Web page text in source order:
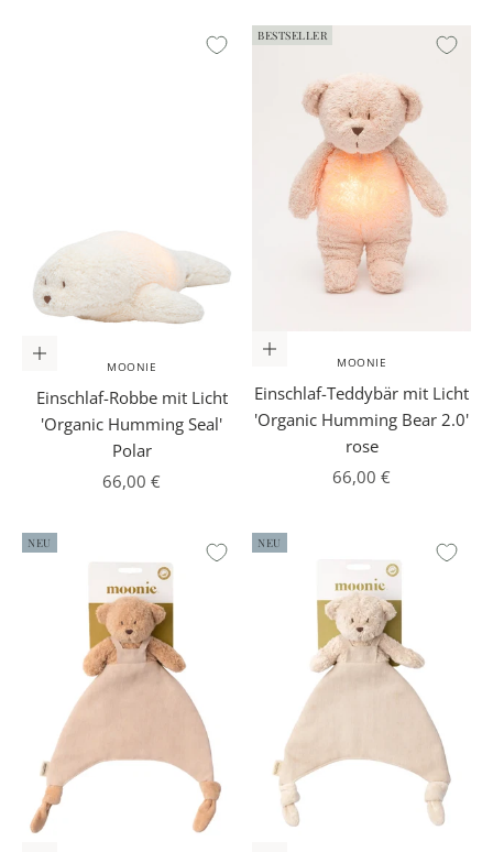
In den Warenkorb
MOONIE
Einschlaf-Robbe mit Licht
'Organic Humming Seal'
Polar
Angebot
66,00 €
BESTSELLER
In den Warenkorb
MOONIE
Einschlaf-Teddybär mit Licht
'Organic Humming Bear 2.0'
rose
Angebot
66,00 €
NEU NEU